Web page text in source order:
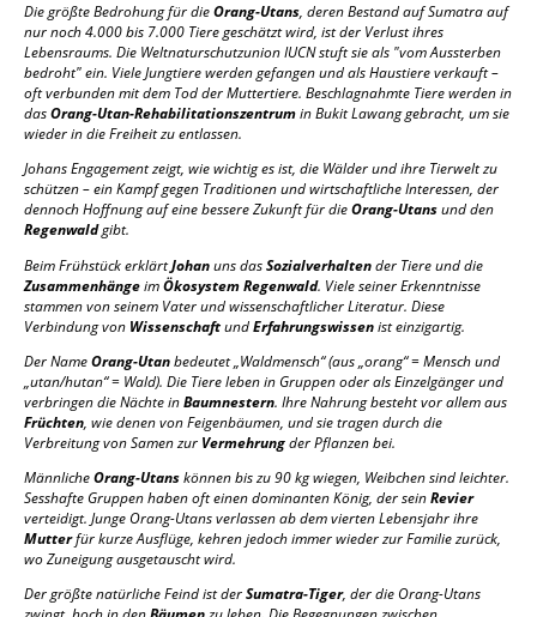
Die größte Bedrohung für dieOrang-Utans, deren Bestand auf Sumatra auf
nur noch 4.000 bis 7.000 Tiere geschätzt wird, ist der Verlust ihres
Lebensraums. Die Weltnaturschutzunion IUCN stuft sie als "vom Aussterben
bedroht" ein. Viele Jungtiere werden gefangen und als Haustiere verkauft –
oft verbunden mit dem Tod der Muttertiere. Beschlagnahmte Tiere werden in
dasOrang-Utan-Rehabilitationszentrumin Bukit Lawang gebracht, um sie
wieder in die Freiheit zu entlassen.
Johans Engagement zeigt, wie wichtig es ist, die Wälder und ihre Tierwelt zu
schützen – ein Kampf gegen Traditionen und wirtschaftliche Interessen, der
dennoch Hoffnung auf eine bessere Zukunft für dieOrang-Utansund den
Regenwaldgibt.
Beim Frühstück erklärtJohanuns dasSozialverhaltender Tiere und die
ZusammenhängeimÖkosystem Regenwald. Viele seiner Erkenntnisse
stammen von seinem Vater und wissenschaftlicher Literatur. Diese
Verbindung von WissenschaftundErfahrungswissenist einzigartig.
Der NameOrang-Utanbedeutet „Waldmensch“ (aus „orang“ = Mensch und
„utan/hutan“ = Wald). Die Tiere leben in Gruppen oder als Einzelgänger und
verbringen die Nächte inBaumnestern. Ihre Nahrung besteht vor allem aus
Früchten, wie denen von Feigenbäumen, und sie tragen durch die
Verbreitung von Samen zur Vermehrungder Pflanzen bei.
MännlicheOrang-Utanskönnen bis zu 90 kg wiegen, Weibchen sind leichter.
Sesshafte Gruppen haben oft einen dominanten König, der seinRevier
verteidigt. Junge Orang-Utans verlassen ab dem vierten Lebensjahr ihre
Mutterfür kurze Ausflüge, kehren jedoch immer wieder zur Familie zurück,
wo Zuneigung ausgetauscht wird.
Der größte natürliche Feind ist derSumatra-Tiger, der die Orang-Utans